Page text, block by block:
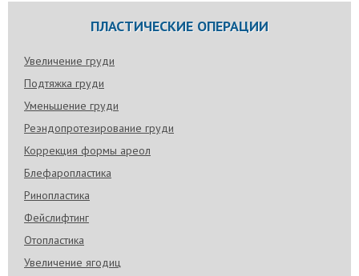
ПЛАСТИЧЕСКИЕ ОПЕРАЦИИ
Увеличение груди
Подтяжка груди
Уменьшение груди
Реэндопротезирование груди
Коррекция формы ареол
Блефаропластика
Ринопластика
Фейслифтинг
Отопластика
Увеличение ягодиц